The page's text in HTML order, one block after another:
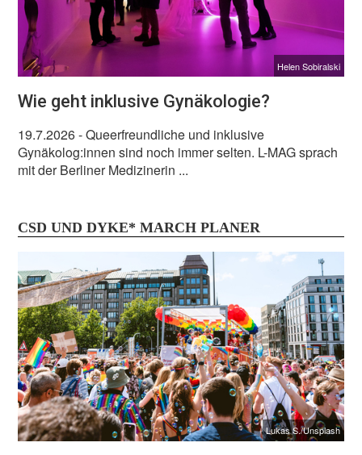
Helen Sobiralski
Wie geht inklusive Gynäkologie?
19.7.2026- Queerfreundliche und inklusive
Gynäkolog:innen sind noch immer selten. L-MAG sprach
mit der Berliner Medizinerin ...
CSD UND DYKE* MARCH PLANER
Lukas S./Unsplash